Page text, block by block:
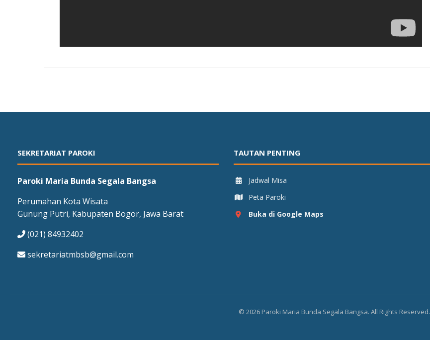
SEKRETARIAT PAROKI
Paroki Maria Bunda Segala Bangsa
Perumahan Kota Wisata
Gunung Putri, Kabupaten Bogor, Jawa Barat
(021) 84932402
sekretariatmbsb@gmail.com
TAUTAN PENTING
Jadwal Misa
Peta Paroki
Buka di Google Maps
© 2026Paroki Maria Bunda Segala Bangsa. All Rights Reserved.